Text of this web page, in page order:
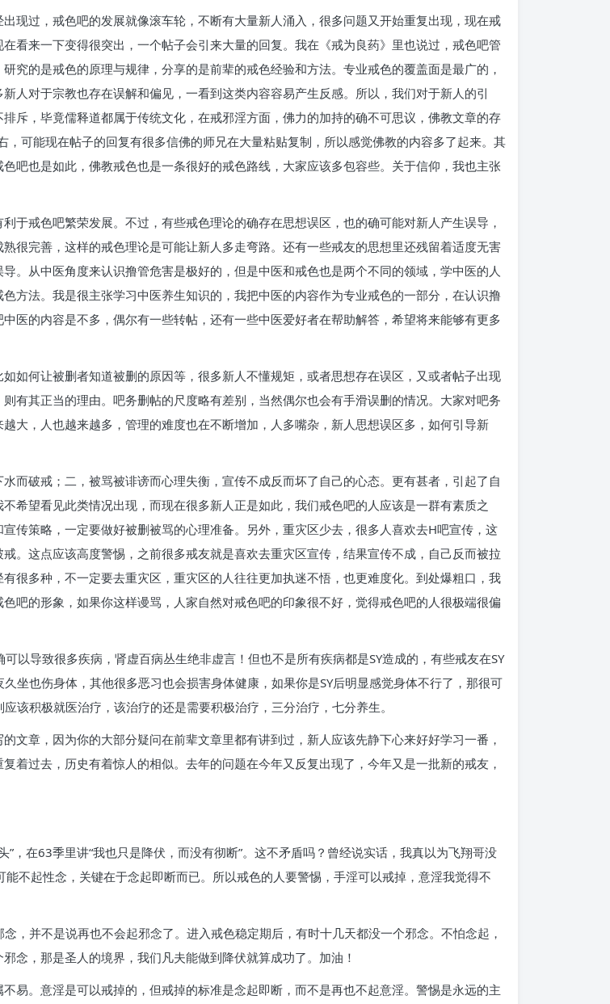
现过，戒色吧的发展就像滚车轮，不断有大量新人涌入，很多问题又开始重复出现，现在戒
看来一下变得很突出，一个帖子会引来大量的回复。我在《戒为良药》里也说过，戒色吧管
究的是戒色的原理与规律，分享的是前辈的戒色经验和方法。专业戒色的覆盖面是最广的，
人对于宗教也存在误解和偏见，一看到这类内容容易产生反感。所以，我们对于新人的引
斥，毕竟儒释道都属于传统文化，在戒邪淫方面，佛力的加持的确不可思议，佛教文章的存
可能现在帖子的回复有很多信佛的师兄在大量粘贴复制，所以感觉佛教的内容多了起来。其
吧也是如此，佛教戒色也是一条很好的戒色路线，大家应该多包容些。关于信仰，我也主张
于戒色吧繁荣发展。不过，有些戒色理论的确存在思想误区，也的确可能对新人产生误导，
很完善，这样的戒色理论是可能让新人多走弯路。还有一些戒友的思想里还残留着适度无害
。从中医角度来认识撸管危害是极好的，但是中医和戒色也是两个不同的领域，学中医的人
方法。我是很主张学习中医养生知识的，我把中医的内容作为专业戒色的一部分，在认识撸
医的内容是不多，偶尔有一些转帖，还有一些中医爱好者在帮助解答，希望将来能够有更多
如何让被删者知道被删的原因等，很多新人不懂规矩，或者思想存在误区，又或者帖子出现
有其正当的理由。吧务删帖的尺度略有差别，当然偶尔也会有手滑误删的情况。大家对吧务
大，人也越来越多，管理的难度也在不断增加，人多嘴杂，新人思想误区多，如何引导新
而破戒；二，被骂被诽谤而心理失衡，宣传不成反而坏了自己的心态。更有甚者，引起了自
希望看见此类情况出现，而现在很多新人正是如此，我们戒色吧的人应该是一群有素质之
传策略，一定要做好被删被骂的心理准备。另外，重灾区少去，很多人喜欢去H吧宣传，这
。这点应该高度警惕，之前很多戒友就是喜欢去重灾区宣传，结果宣传不成，自己反而被拉
很多种，不一定要去重灾区，重灾区的人往往更加执迷不悟，也更难度化。到处爆粗口，我
吧的形象，如果你这样谩骂，人家自然对戒色吧的印象很不好，觉得戒色吧的人很极端很偏
以导致很多疾病，肾虚百病丛生绝非虚言！但也不是所有疾病都是SY造成的，有些戒友在SY
坐也伤身体，其他很多恶习也会损害身体健康，如果你是SY后明显感觉身体不行了，那很可
该积极就医治疗，该治疗的还是需要积极治疗，三分治疗，七分养生。
文章，因为你的大部分疑问在前辈文章里都有讲到过，新人应该先静下心来好好学习一番，
着过去，历史有着惊人的相似。去年的问题在今年又反复出现了，今年又是一批新的戒友，
，在63季里讲“我也只是降伏，而没有彻断”。这不矛盾吗？曾经说实话，我真以为飞翔哥没
不起性念，关键在于念起即断而已。所以戒色的人要警惕，手淫可以戒掉，意淫我觉得不
，并不是说再也不会起邪念了。进入戒色稳定期后，有时十几天都没一个邪念。不怕念起，
念，那是圣人的境界，我们凡夫能做到降伏就算成功了。加油！
易。意淫是可以戒掉的，但戒掉的标准是念起即断，而不是再也不起意淫。警惕是永远的主